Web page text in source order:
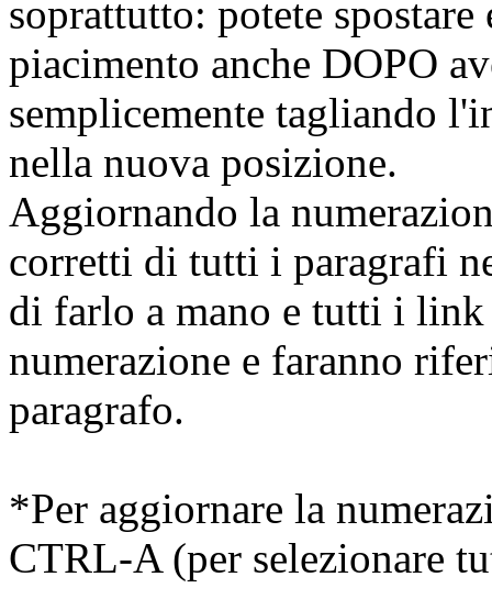
soprattutto: potete
piacimento anche DOPO
semplicemente tagliando
nella nuova posizione.
Aggiornando la
corretti di tutti i paragrafi
di farlo a mano e tutti i link
numerazione e faranno
paragrafo.
*Per aggiornare la
CTRL-A (per selezionare